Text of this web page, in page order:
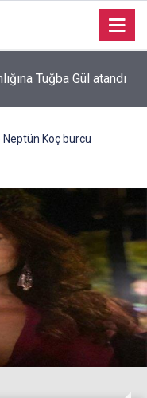
forma numaraları
Neptün Koç burcu